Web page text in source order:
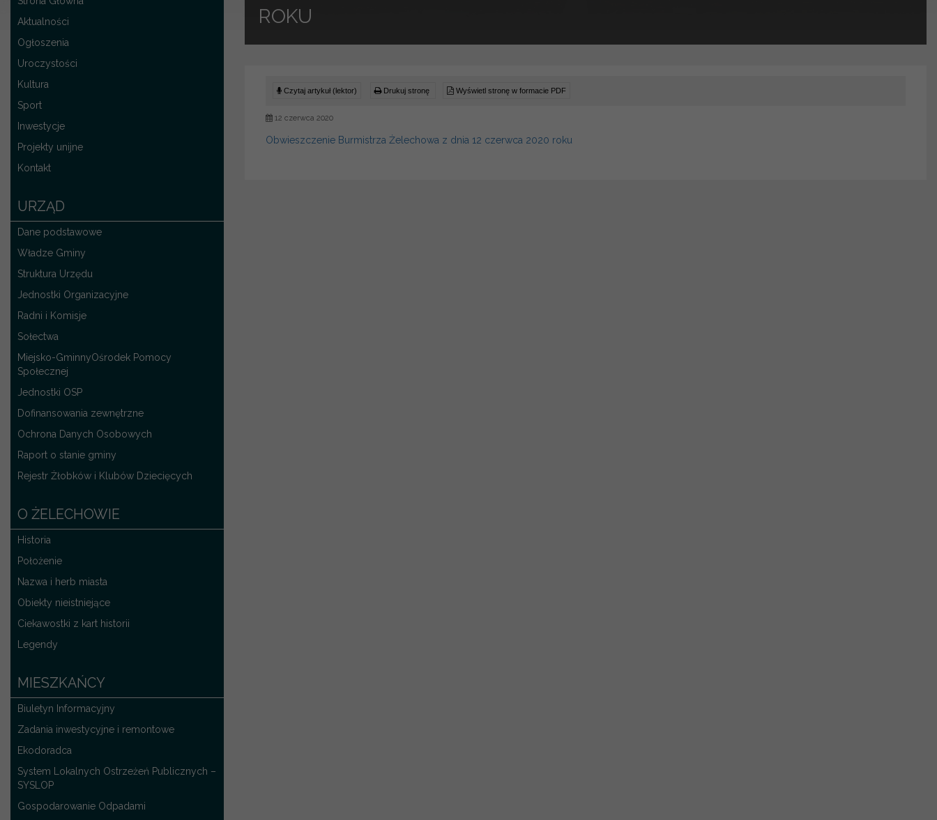
Aktualności
Ogłoszenia
Uroczystości
Kultura
Sport
Inwestycje
Projekty unijne
Kontakt
URZĄD
Dane podstawowe
Władze Gminy
Struktura Urzędu
Jednostki Organizacyjne
Radni i Komisje
Sołectwa
Miejsko-GminnyOśrodek Pomocy
Społecznej
Jednostki OSP
Dofinansowania zewnętrzne
Ochrona Danych Osobowych
Raport o stanie gminy
Rejestr Żłobków i Klubów Dziecięcych
O ŻELECHOWIE
Historia
Położenie
Nazwa i herb miasta
Obiekty nieistniejące
Ciekawostki z kart historii
Legendy
MIESZKAŃCY
Biuletyn Informacyjny
Zadania inwestycyjne i remontowe
Ekodoradca
System Lokalnych Ostrzeżeń Publicznych –
SYSLOP
Gospodarowanie Odpadami
ROKU
Czytaj artykuł (lektor) Drukuj stronę Wyświetl stronę w formacie PDF
12 czerwca 2020
Obwieszczenie Burmistrza Żelechowa z dnia 12 czerwca 2020 roku